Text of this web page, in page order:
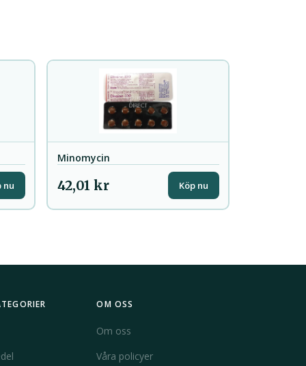
nu
Minomycin
42,01 kr Köp nu
OM OSS
Om oss
Våra policyer